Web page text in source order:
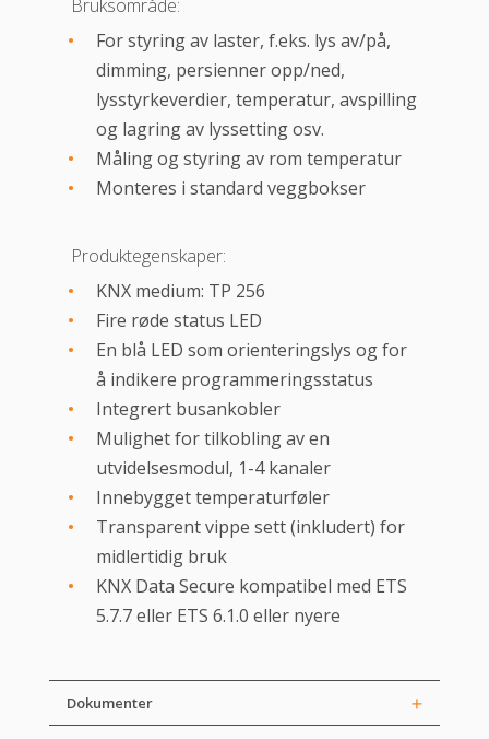
Bruksområde:
For styring av laster, f.eks. lys av/på,
dimming, persienner opp/ned,
lysstyrkeverdier, temperatur, avspilling
og lagring av lyssetting osv.
Måling og styring av rom temperatur
Monteres i standard veggbokser
Produktegenskaper:
KNX medium: TP 256
Fire røde status LED
En blå LED som orienteringslys og for
å indikere programmeringsstatus
Integrert busankobler
Mulighet for tilkobling av en
utvidelsesmodul, 1-4 kanaler
Innebygget temperaturføler
Transparent vippe sett (inkludert) for
midlertidig bruk
KNX Data Secure kompatibel med ETS
5.7.7 eller ETS 6.1.0 eller nyere
Dokumenter